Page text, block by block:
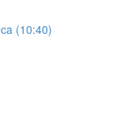
(10:40)